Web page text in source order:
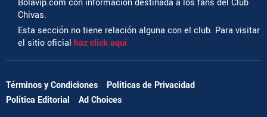
Chivas.
Esta sección no tiene relación alguna con el club. Para visitar
el sitio oficial haz click aquí
Términos y Condiciones
Políticas de Privacidad
Política Editorial
Ad Choices